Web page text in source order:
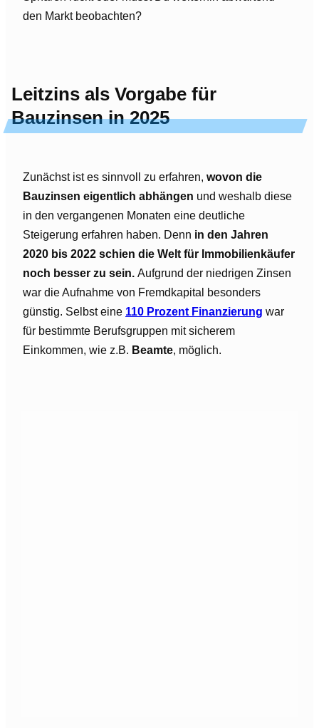
den Markt beobachten?
Leitzins als Vorgabe für
Bauzinsen in 2025
Zunächst ist es sinnvoll zu erfahren, wovon die
Bauzinsen eigentlich abhängen und weshalb diese
in den vergangenen Monaten eine deutliche
Steigerung erfahren haben. Denn in den Jahren
2020 bis 2022 schien die Welt für Immobilienkäufer
noch besser zu sein. Aufgrund der niedrigen Zinsen
war die Aufnahme von Fremdkapital besonders
günstig. Selbst eine 110 Prozent Finanzierung war
für bestimmte Berufsgruppen mit sicherem
Einkommen, wie z.B. Beamte, möglich.